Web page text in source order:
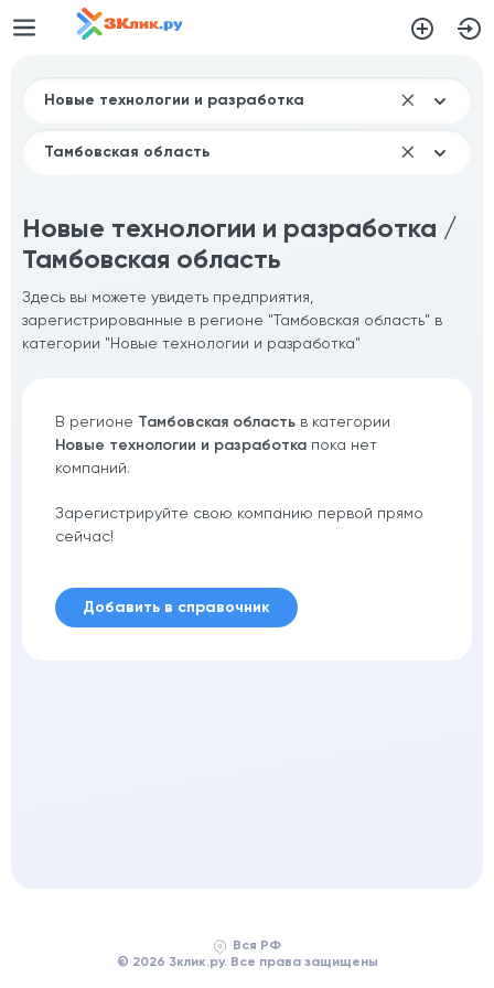
Новые технологии и разработка /
Тамбовская область
Здесь вы можете увидеть предприятия,
зарегистрированные в регионе "Тамбовская область" в
категории "Новые технологии и разработка"
В регионе Тамбовская область в категории
Новые технологии и разработка пока нет
компаний.
Зарегистрируйте свою компанию первой прямо
сейчас!
Добавить в справочник
Вся РФ
© 2026 3клик.ру. Все права защищены